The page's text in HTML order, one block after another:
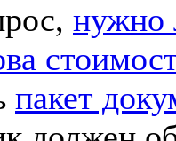
нужно
пакет